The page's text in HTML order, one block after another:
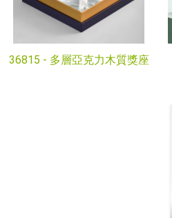
36815 - 多層亞克力木質獎座